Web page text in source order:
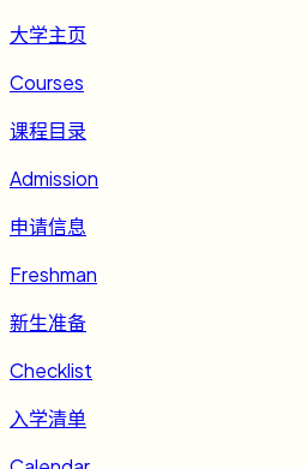
大学主页
Courses
课程目录
Admission
申请信息
Freshman
新生准备
Checklist
入学清单